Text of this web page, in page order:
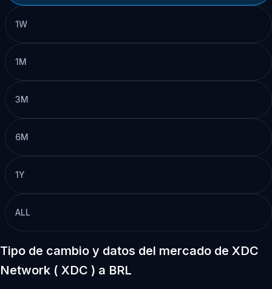
1W
1M
3M
6M
1Y
ALL
Tipo de cambio y datos del mercado de XDC
Network ( XDC ) a BRL